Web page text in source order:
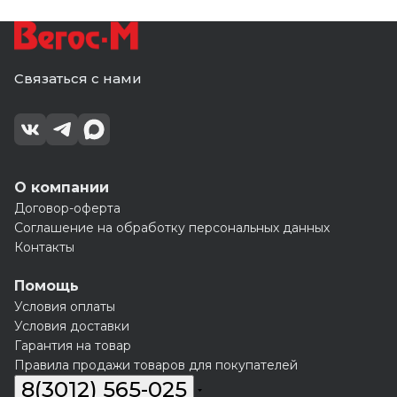
Связаться с нами
О компании
Договор-оферта
Соглашение на обработку персональных данных
Контакты
Помощь
Условия оплаты
Условия доставки
Гарантия на товар
Правила продажи товаров для покупателей
8(3012) 565-025